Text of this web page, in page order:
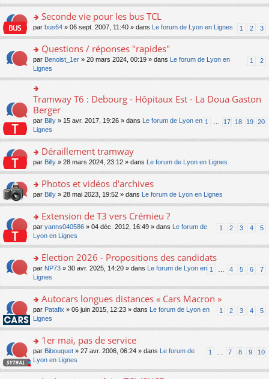
ré
c
e
le
u
s
ré
c
e
nt
n
o
n
pl
u
s
ré
c
e
nt
e
s
s
e
n
o
n
lu
le
pl
u
s
ré
c
e
nt
s
er
le
m
e
s
s
g
n
o
n
lu
le
u
s
ré
c
e
o
n
ult
er
le
m
e
s
g
o
n
lu
pl
u
s
ré
c
e
Seconde vie pour les bus TCL
1 2 3
par bus64 » 06 sept. 2007, 11:40 » dans Le forum de Lyon en Lignes
o
s
ult
er
le
m
e
s
s
a
e
o
n
lu
pl
u
s
ré
c
e
nt
Questions / réponses "rapides"
1 2
par Benoist_1er » 20 mars 2024, 00:19 » dans
Le forum de Lyon en
Lignes
o
n
ult
er
le
m
e
s
a
g
e
n
o
n
pl
u
s
ré
c
nt
Tramway T6 : Debourg - Hôpitaux Est - La Doua Gaston
Berger
1 17 18 19 20
par Billy » 15 avr. 2017, 19:26 » dans
Le forum de Lyon en
Lignes
o
n
ult
er
le
m
e
s
g
e
n
o
n
le
s
ré
e
Déraillement tramway
par Billy » 28 mars 2024, 23:12 » dans Le forum de Lyon en Lignes
o
n
ult
er
le
m
e
s
s
e
n
o
n
lu
pl
Photos et vidéos d'archives
par Billy » 28 mai 2023, 19:52 » dans Le forum de Lyon en Lignes
o
s
er
le
m
e
s
s
a
n
o
n
lu
Extension de T3 vers Crémieu ?
1 2 3 4 5
par yanns040586 » 04 déc. 2012, 16:49 » dans
Le forum de
Lyon en Lignes
o
s
er
le
m
e
s
s
a
Election 2026 - Propositions des candidats
1 4 5 6 7
par NP73 » 30 avr. 2025, 14:20 » dans
Le forum de Lyon en
Lignes
o
s
er
le
m
e
Autocars longues distances « Cars Macron »
1 2 3 4 5
par Patafix » 06 juin 2015, 12:23 » dans
Le forum de Lyon en
Lignes
o
s
1er mai, pas de service
1 7 8 9 10
par Bibouquet » 27 avr. 2006, 06:24 » dans
Le forum de
Lyon en Lignes